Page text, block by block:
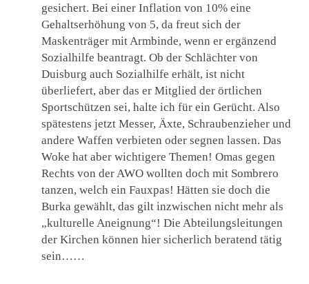
gesichert. Bei einer Inflation von 10% eine
Gehaltserhöhung von 5, da freut sich der
Maskenträger mit Armbinde, wenn er ergänzend
Sozialhilfe beantragt. Ob der Schlächter von
Duisburg auch Sozialhilfe erhält, ist nicht
überliefert, aber das er Mitglied der örtlichen
Sportschützen sei, halte ich für ein Gerücht. Also
spätestens jetzt Messer, Äxte, Schraubenzieher und
andere Waffen verbieten oder segnen lassen. Das
Woke hat aber wichtigere Themen! Omas gegen
Rechts von der AWO wollten doch mit Sombrero
tanzen, welch ein Fauxpas! Hätten sie doch die
Burka gewählt, das gilt inzwischen nicht mehr als
„kulturelle Aneignung“! Die Abteilungsleitungen
der Kirchen können hier sicherlich beratend tätig
sein……